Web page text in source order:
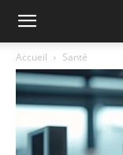
Accueil Santé